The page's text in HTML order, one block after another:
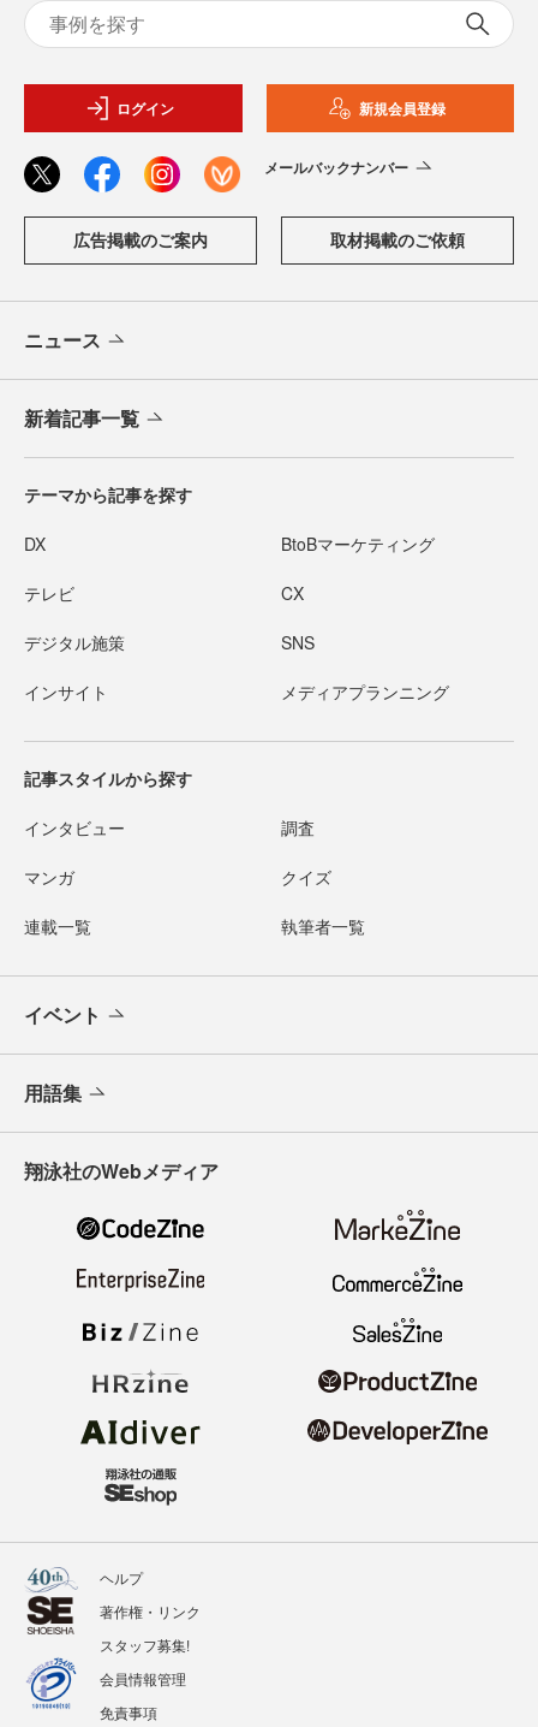
ログイン 新規会員登録
メールバックナンバー
広告掲載のご案内 取材掲載のご依頼
ニュース
新着記事一覧
テーマから記事を探す
DX BtoBマーケティング
テレビ CX
デジタル施策 SNS
インサイト メディアプランニング
記事スタイルから探す
インタビュー 調査
マンガ クイズ
連載一覧 執筆者一覧
イベント
用語集
翔泳社のWebメディア
ヘルプ
著作権・リンク
スタッフ募集!
会員情報管理
免責事項